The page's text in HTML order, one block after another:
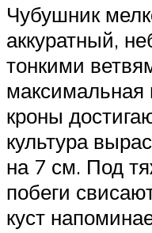
Чубушник
аккуратный,
тонкими
максимальная
кроны
культура
на 7 см. Под
побеги
куст